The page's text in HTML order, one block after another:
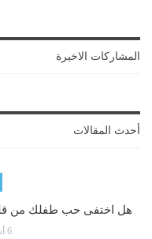
المشاركات الاخيرة
أحدث المقالات
هل اختفى حب طفلك من
6 أشهر منذ